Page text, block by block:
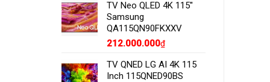
TV Neo QLED 4K 115''
Samsung
QA115QN90FKXXV
212.000.000₫
TV QNED LG AI 4K 115
Inch 115QNED90BS